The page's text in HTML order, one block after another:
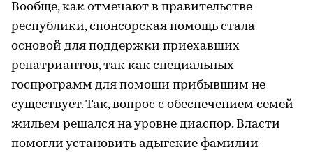
Вообще, как отмечают в правительстве
республики, спонсорская помощь стала
основой для поддержки приехавших
репатриантов, так как специальных
госпрограмм для помощи прибывшим не
существует. Так, вопрос с обеспечением семей
жильем решался на уровне диаспор. Власти
помогли установить адыгские фамилии